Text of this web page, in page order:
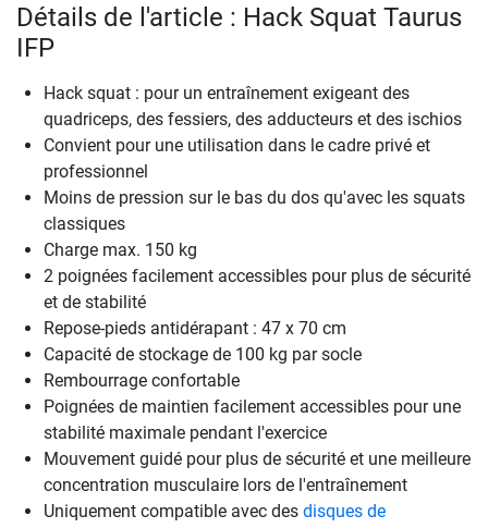
Détails de l'article : Hack Squat Taurus
IFP
Hack squat : pour un entraînement exigeant des
quadriceps, des fessiers, des adducteurs et des ischios
Convient pour une utilisation dans le cadre privé et
professionnel
Moins de pression sur le bas du dos qu'avec les squats
classiques
Charge max. 150 kg
2 poignées facilement accessibles pour plus de sécurité
et de stabilité
Repose-pieds antidérapant : 47 x 70 cm
Capacité de stockage de 100 kg par socle
Rembourrage confortable
Poignées de maintien facilement accessibles pour une
stabilité maximale pendant l'exercice
Mouvement guidé pour plus de sécurité et une meilleure
concentration musculaire lors de l'entraînement
Uniquement compatible avec des disques de